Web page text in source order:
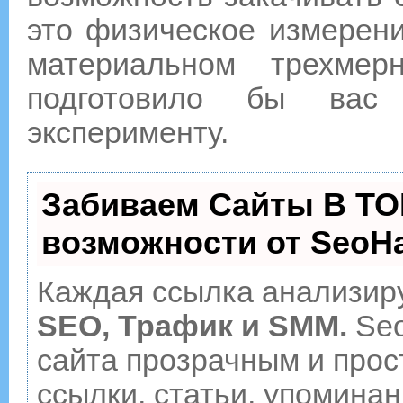
это физическое
материальном
подготовило бы
эксперименту.
Забиваем Сайты В
возможности от
Каждая ссылка
SEO, Трафик и SMM.
сайта прозрачным и
ссылки, статьи,